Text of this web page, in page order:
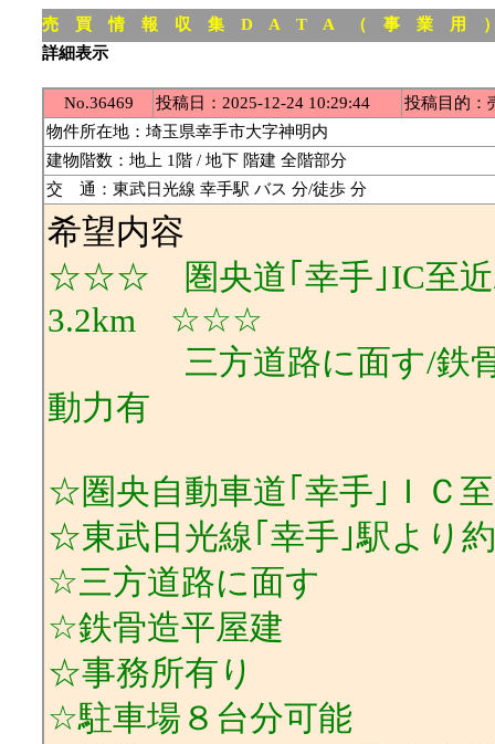
売 買 情 報 収 集 D A T A （ 事 業 用
詳細表示
No.36469 投稿日：2025-12-24 10:29:44
投稿目的：
物件所在地：埼玉県幸手市大字神明内
建物階数：地上 1階 / 地下 階建 全階部分
交 通：東武日光線 幸手駅 バス 分/徒歩 分
希望内容
☆☆☆ 圏央道｢幸手｣IC至近/
3.2km ☆☆☆
三方道路に面す/鉄骨
動力有
☆圏央自動車道｢幸手｣ＩＣ
☆東武日光線｢幸手｣駅より
☆三方道路に面す
☆鉄骨造平屋建
☆事務所有り
☆駐車場８台分可能